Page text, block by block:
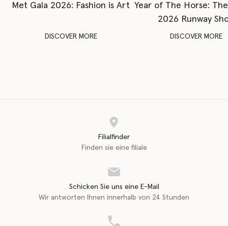
Met Gala 2026: Fashion is Art
DISCOVER MORE
Year of The Horse:
2026 Runway
DISCOVER MORE
Filialfinder
Finden sie eine filiale
Schicken Sie uns eine E-Mail
Wir antworten Ihnen innerhalb von 24 Stunden